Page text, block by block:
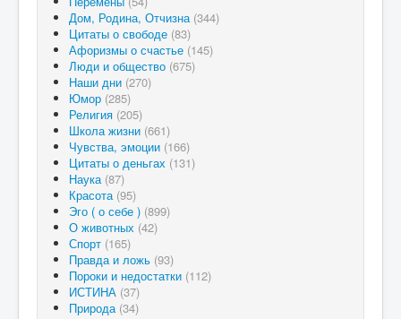
Дом, Родина, Отчизна (344)
Цитаты о свободе (83)
Афоризмы о счастье (145)
Люди и общество (675)
Наши дни (270)
Юмор (285)
Религия (205)
Школа жизни (661)
Чувства, эмоции (166)
Цитаты о деньгах (131)
Наука (87)
Красота (95)
Эго ( о себе ) (899)
О животных (42)
Спорт (165)
Правда и ложь (93)
Пороки и недостатки (112)
ИСТИНА (37)
Природа (34)